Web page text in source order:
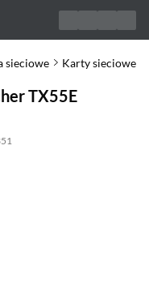
sieciowe Karty sieciowe
TX55E